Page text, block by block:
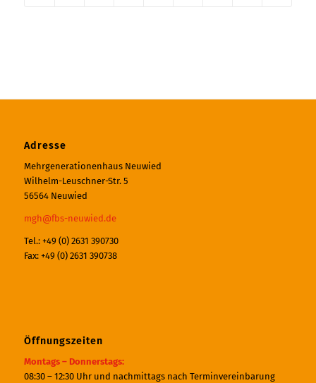
Adresse
Mehrgenerationenhaus Neuwied
Wilhelm-Leuschner-Str. 5
56564 Neuwied
mgh@fbs-neuwied.de
Tel.: +49 (0) 2631 390730
Fax: +49 (0) 2631 390738
Öffnungszeiten
Montags – Donnerstags:
08:30 – 12:30 Uhr und nachmittags nach Terminvereinbarung